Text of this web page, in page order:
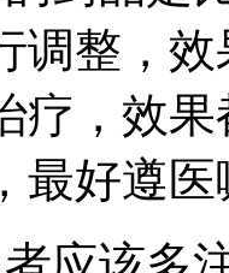
调整，
疗，效
最好遵